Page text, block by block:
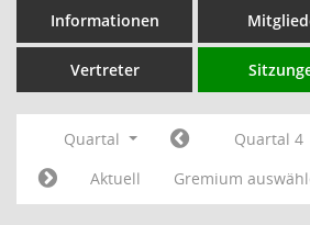
Informationen
Vertreter
Quartal Quartal 4
Aktuell
Gremium